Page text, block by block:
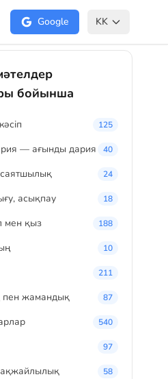
Google KK
бойынша
125
— ағынды дария 40
24
асықпау 18
мен қыз 188
10
211
жамандық 87
540
97
58